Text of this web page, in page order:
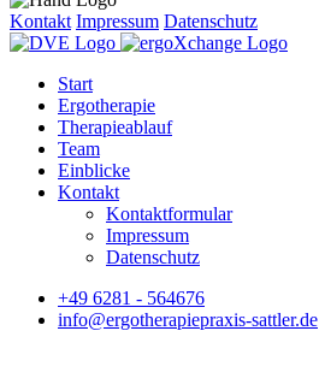
Kontakt Impressum Datenschutz
Start
Ergotherapie
Therapieablauf
Team
Einblicke
Kontakt
Kontaktformular
Impressum
Datenschutz
+49 6281 - 564676
info@ergotherapiepraxis-sattler.de